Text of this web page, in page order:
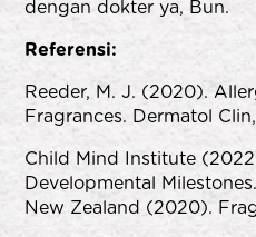
dengandokterya, Bun.
Referensi:
Reeder, M. J. (2020).
Fragrances. Dermatol Clin,
Child Mind Institute
Developmental Milestones.
New Zealand (2020).